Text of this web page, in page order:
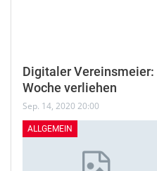
Digitaler
Woche verliehen
Sep. 14, 2020 20:00
ALLGEMEIN